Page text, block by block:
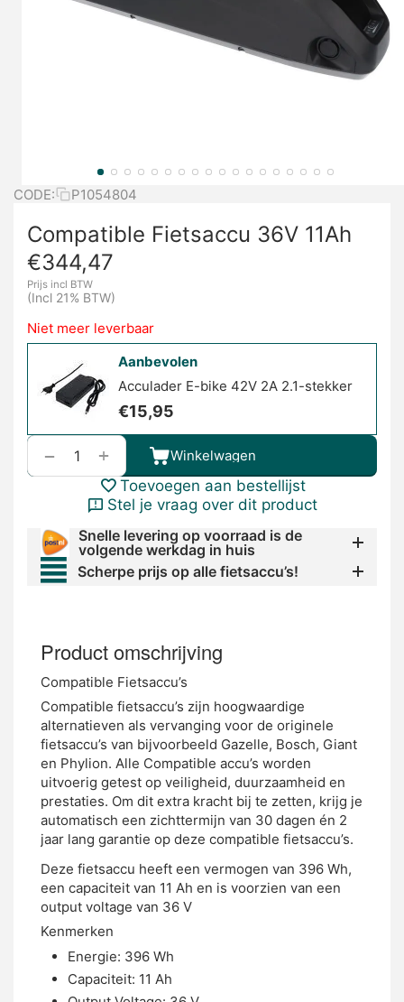
CODE: P1054804
Compatible Fietsaccu 36V 11Ah
€344,47
Prijs incl BTW
(Incl 21% BTW)
Niet meer leverbaar
Aanbevolen
Acculader E-bike 42V 2A 2.1-stekker
€15,95
+
− Winkelwagen
Toevoegen aan bestellijst
Stel je vraag over dit product
Snelle levering op voorraad is de
volgende werkdag in huis
Scherpe prijs op alle fietsaccu’s!
Product omschrijving
Compatible Fietsaccu’s
Compatible fietsaccu’s zijn hoogwaardige
alternatieven als vervanging voor de originele
fietsaccu’s van bijvoorbeeld Gazelle, Bosch, Giant
en Phylion. Alle Compatible accu’s worden
uitvoerig getest op veiligheid, duurzaamheid en
prestaties. Om dit extra kracht bij te zetten, krijg je
automatisch een zichttermijn van 30 dagen én 2
jaar lang garantie op deze compatible fietsaccu’s.
Deze fietsaccu heeft een vermogen van 396 Wh,
een capaciteit van 11 Ah en is voorzien van een
output voltage van 36 V
Kenmerken
Energie: 396 Wh
Capaciteit: 11 Ah